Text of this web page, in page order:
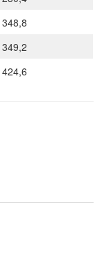
348,8
349,2
424,6